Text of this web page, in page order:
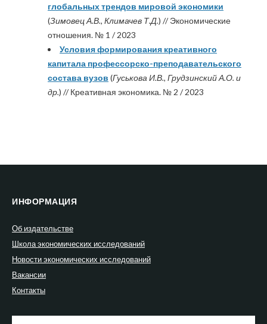
глобальных трендов мировой экономики
(Зимовец А.В., Климачев Т.Д.) // Экономические
отношения. № 1 / 2023
Условия формирования креативного
капитала профессорско-преподавательского
состава вузов (Гуськова И.В., Грудзинский А.О. и
др.) // Креативная экономика. № 2 / 2023
ИНФОРМАЦИЯ
Об издательстве
Школа экономических исследований
Новости экономических исследований
Вакансии
Контакты